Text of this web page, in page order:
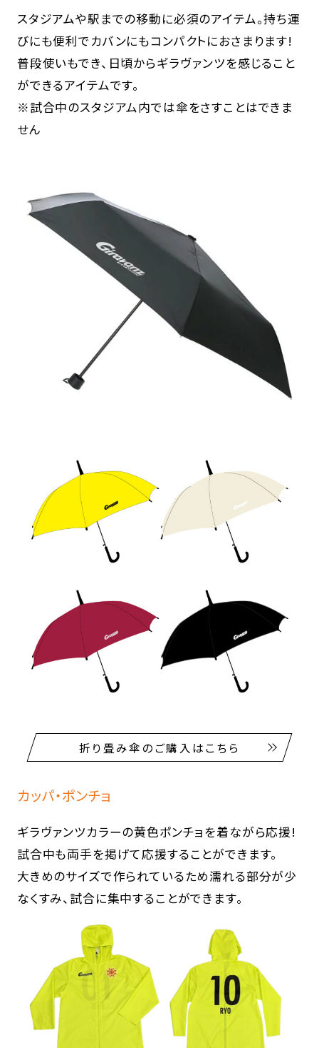
スタジアムや駅までの移動に必須のアイテム。持ち運
びにも便利でカバンにもコンパクトにおさまります!
普段使いもでき、日頃からギラヴァンツを感じること
ができるアイテムです。
※試合中のスタジアム内では傘をさすことはできま
せん
折り畳み傘のご購入はこちら
カッパ・ポンチョ
ギラヴァンツカラーの黄色ポンチョを着ながら応援!
試合中も両手を掲げて応援することができます。
大きめのサイズで作られているため濡れる部分が少
なくすみ、試合に集中することができます。